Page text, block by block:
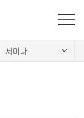
세미나